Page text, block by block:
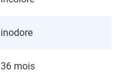
inodore
36 mois